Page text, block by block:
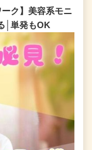
ク】美容系モニ
│単発もOK